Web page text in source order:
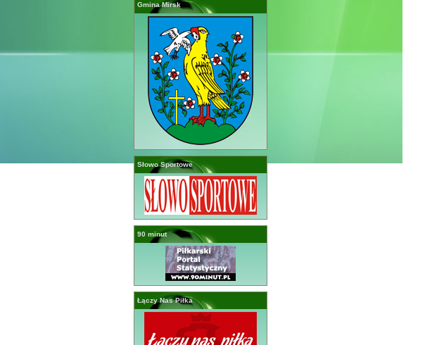
Gmina Mirsk
Słowo Sportowe
90 minut
Łączy Nas Piłka